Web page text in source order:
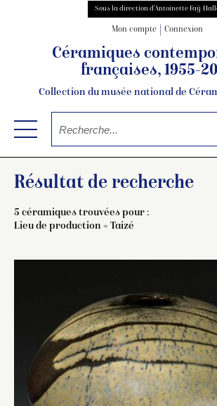
Sous la direction d’Antoinette Faÿ-
Mon compte Connexion
Céramiques
françaises, 1955-
Collection du musée national de
Résultat de recherche
5 céramiques trouvées pour :
Lieu de production = Taizé